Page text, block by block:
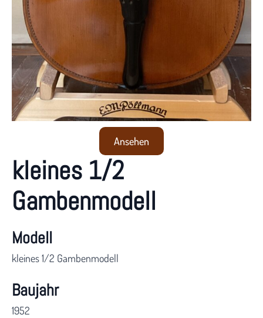
Ansehen
kleines 1/2
Gambenmodell
Modell
kleines 1/2 Gambenmodell
Baujahr
1952